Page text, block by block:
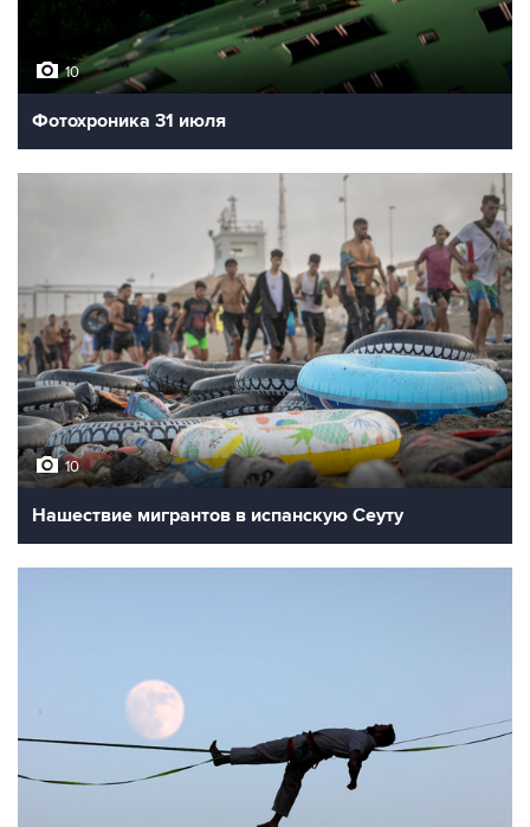
10
Фотохроника 31 июля
10
Нашествие мигрантов в испанскую Сеуту